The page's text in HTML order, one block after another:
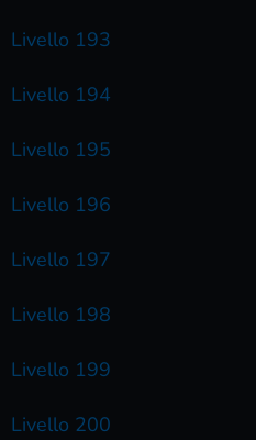
Livello 193
Livello 194
Livello 195
Livello 196
Livello 197
Livello 198
Livello 199
Livello 200